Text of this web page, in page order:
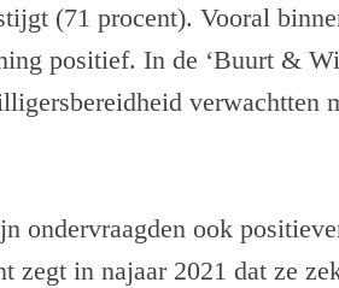
(71 procent). Vooral
positief. In de ‘Buurt &
verwachtten
ondervraagden ook
zegt in najaar 2021 dat ze